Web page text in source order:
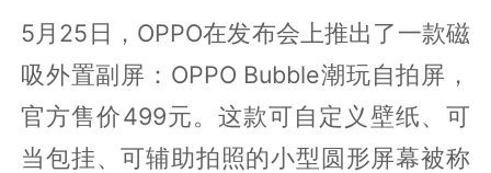
5月25日，OPPO在发布会上推出了一款磁
吸外置副屏：OPPO Bubble潮玩自拍屏，
官方售价499元。这款可自定义壁纸、可
当包挂、可辅助拍照的小型圆形屏幕被称